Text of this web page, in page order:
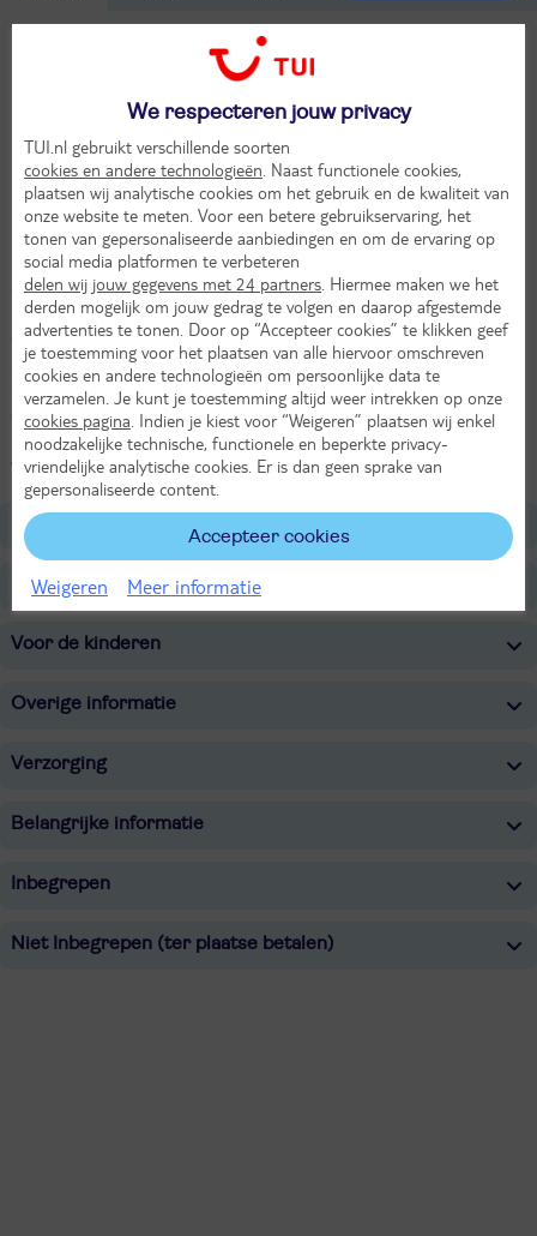
Stijlvolle appartementen
Ervaar Noorwegen in de zomer
Ideale mountainbike omgeving
Heerlijk wandelen door de bergen
Midden in de natuur
Uniek bergdorp
Een thuis ver van huis. Dat is Yttersvingen in Kvitfjell. De stijlvolle
appartementen zorgen ervoor dat je verblijf in Noorwegen fijn voelt.
Een heerlijke plek om wakker te worden en om terug te komen na
een dag in de buitenlucht. De omgeving is in de zomer erg mooi en
zeer geschikt om te mountainbiken. Maar er zijn ook wandelpaden
in overvloed. Maak bijvoorbeeld een wandeling door de bergen of
ga voor een wandeling langs de heldere Gudbrandsdalslågen rivier.
’s Avonds kies je uit een van de restaurants in Kvitfjell voor een
welverdiend diner.
Ligging
Faciliteiten
Voor de kinderen
Overige informatie
Verzorging
Belangrijke informatie
Inbegrepen
Niet Inbegrepen (ter plaatse betalen)
We respecteren jouw privacy
TUI.nl gebruikt verschillende soorten
cookies en andere technologieën . Naast functionele cookies,
plaatsen wij analytische cookies om het gebruik en de kwaliteit van
onze website te meten. Voor een betere gebruikservaring, het
tonen van gepersonaliseerde aanbiedingen en om de ervaring op
social media platformen te verbeteren
delen wij jouw gegevens met 24 partners . Hiermee maken we het
derden mogelijk om jouw gedrag te volgen en daarop afgestemde
advertenties te tonen. Door op “Accepteer cookies” te klikken geef
je toestemming voor het plaatsen van alle hiervoor omschreven
cookies en andere technologieën om persoonlijke data te
verzamelen. Je kunt je toestemming altijd weer intrekken op onze
cookies pagina . Indien je kiest voor “Weigeren” plaatsen wij enkel
noodzakelijke technische, functionele en beperkte privacy-
vriendelijke analytische cookies. Er is dan geen sprake van
gepersonaliseerde content.
Accepteer cookies
Weigeren Meer informatie